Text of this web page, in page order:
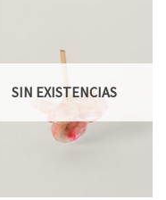
SIN EXISTENCIAS